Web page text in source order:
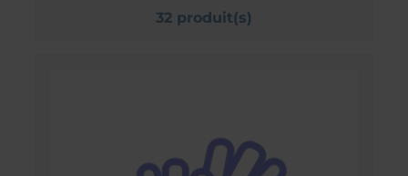
32 produit(s)